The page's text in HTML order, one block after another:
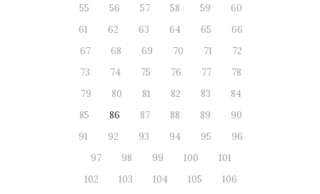
55
56 57 58 59
60
61
62 63 64 65
66
67
68 69 70 71
72
73
74 75 76 77
78
79
80 81 82 83
84
85
86 87 88 89
90
91
92 93 94 95
96
97
98 99 100
101
102
103 104 105
106